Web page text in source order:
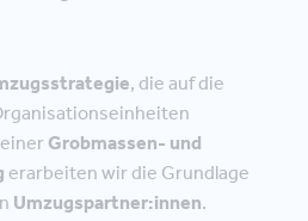
, die auf die
Grobmassen- und
erarbeiten wir die Grundlage
Umzugspartner:innen.